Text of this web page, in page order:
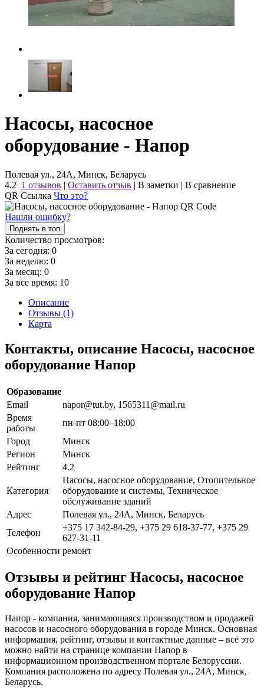
Насосы, насосное
оборудование - Напор
Полевая ул., 24А, Минск, Беларусь
4.2 1 отзывов | Оставить отзыв | В заметки | В сравнение
QR Ссылка Что это?
Нашли ошибку?
Поднять в топ
Количество просмотров:
За сегодня: 0
За неделю: 0
За месяц: 0
За все время: 10
Описание
Отзывы (1)
Карта
Контакты, описание Насосы, насосное
оборудование Напор
Образование
Email
napor@tut.by, 1565311@mail.ru
Время
работы
пн-пт 08:00–18:00
Город
Минск
Регион
Минск
Рейтинг
4.2
Категория
Насосы, насосное оборудование, Отопительное
оборудование и системы, Техническое
обслуживание зданий
Адрес
Полевая ул., 24А, Минск, Беларусь
Телефон
+375 17 342-84-29, +375 29 618-37-77, +375 29
627-31-11
Особенности ремонт
Отзывы и рейтинг Насосы, насосное
оборудование Напор
Напор - компания, занимающаяся производством и продажей
насосов и насосного оборудования в городе Минск. Основная
информация, рейтинг, отзывы и контактные данные – всё это
можно найти на странице компании Напор в
информационном производственном портале Белоруссии.
Компания расположена по адресу Полевая ул., 24А, Минск,
Беларусь.